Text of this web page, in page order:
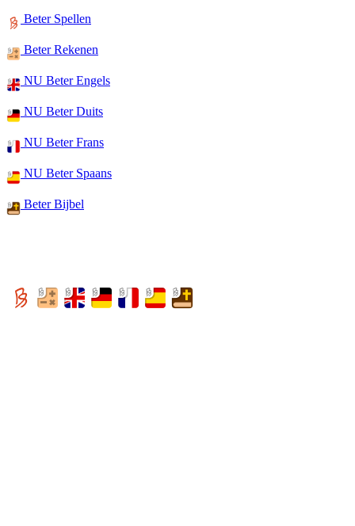
Beter Spellen
Beter Rekenen
NU Beter Engels
NU Beter Duits
NU Beter Frans
NU Beter Spaans
Beter Bijbel